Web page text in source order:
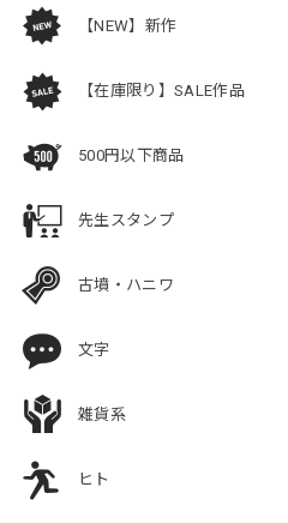
【NEW】新作
【在庫限り】SALE作品
500円以下商品
先生スタンプ
古墳・ハニワ
文字
雑貨系
ヒト